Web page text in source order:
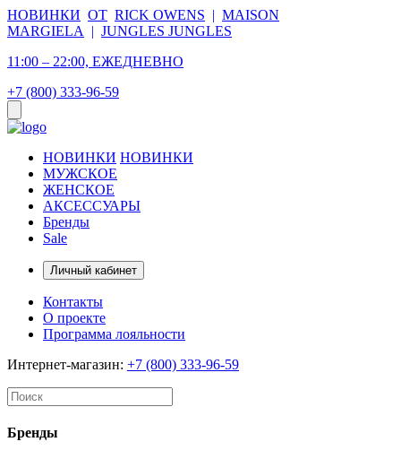
НОВИНКИ ОТ RICK OWENS | MAISON
MARGIELA
| JUNGLES JUNGLES
11:00 – 22:00, ЕЖЕДНЕВНО
+7 (800) 333-96-59
НОВИНКИ НОВИНКИ
МУЖСКОЕ
ЖЕНСКОЕ
АКСЕССУАРЫ
Бренды
Sale
Личный кабинет
Контакты
О проекте
Программа лояльности
Интернет-магазин: +7 (800) 333-96-59
Бренды